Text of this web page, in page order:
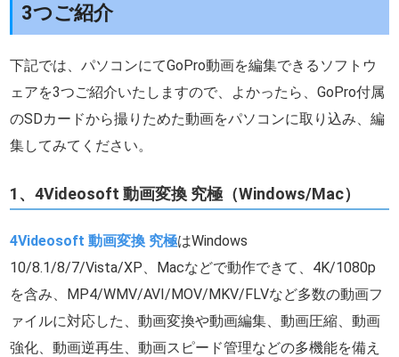
3つご紹介
下記では、パソコンにてGoPro動画を編集できるソフトウ
ェアを3つご紹介いたしますので、よかったら、GoPro付属
のSDカードから撮りためた動画をパソコンに取り込み、編
集してみてください。
1、4Videosoft 動画変換 究極（Windows/Mac）
4Videosoft 動画変換 究極はWindows
10/8.1/8/7/Vista/XP、Macなどで動作できて、4K/1080p
を含み、MP4/WMV/AVI/MOV/MKV/FLVなど多数の動画フ
ァイルに対応した、動画変換や動画編集、動画圧縮、動画
強化、動画逆再生、動画スピード管理などの多機能を備え